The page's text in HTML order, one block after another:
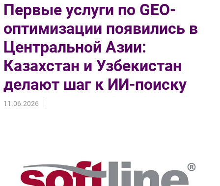
Импорто­замещение
Автоматизация Промышленности
Интернет
Мобильная связь
Фиксированная связь
Интеграция
Рынок ПК
Outsourcing
Кадры
Первые услуги по GEO-
оптимизации появились в
Центральной Азии:
Казахстан и Узбекистан
делают шаг к ИИ-поиску
11.06.2026